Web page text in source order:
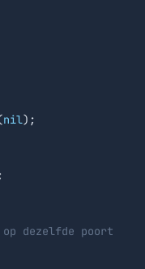
nil);
;
op dezelfde poort